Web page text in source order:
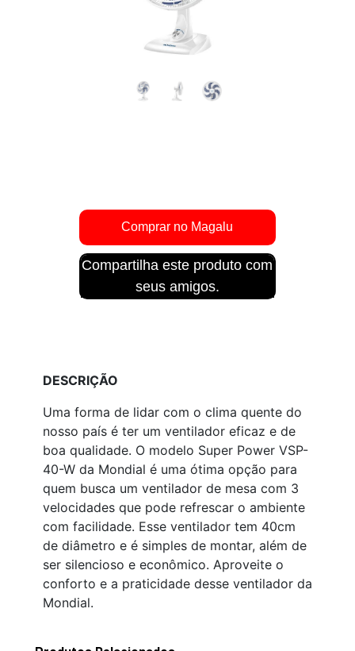
Compartilha este produto com
seus amigos.
DESCRIÇÃO
Uma forma de lidar com o clima quente do
nosso país é ter um ventilador eficaz e de
boa qualidade. O modelo Super Power VSP-
40-W da Mondial é uma ótima opção para
quem busca um ventilador de mesa com 3
velocidades que pode refrescar o ambiente
com facilidade. Esse ventilador tem 40cm
de diâmetro e é simples de montar, além de
ser silencioso e econômico. Aproveite o
conforto e a praticidade desse ventilador da
Mondial.